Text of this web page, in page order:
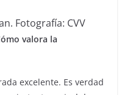
Fotografía: CVV
valora la
excelente. Es verdad